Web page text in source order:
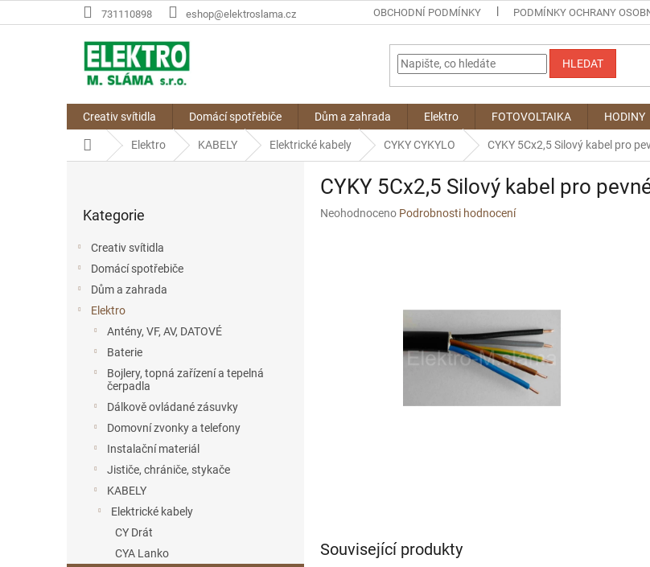
na
731110898 eshop@elektroslama.cz OBCHODNÍ PODMÍNKY PODMÍNKY OCHRANY
HLEDAT
Creativ svítidla Domácí spotřebiče Dům a zahrada Elektro FOTOVOLTAIKA HODINY
Domů Elektro KABELY Elektrické kabely CYKY CYKYLO CYKY 5Cx2,5 Silový kabel pro
kategorie
Kategorie
Creativ svítidla
Domácí spotřebiče
Dům a zahrada
Elektro
Antény, VF, AV, DATOVÉ
Baterie
Bojlery, topná zařízení a tepelná
čerpadla
Dálkově ovládané zásuvky
Domovní zvonky a telefony
Instalační materiál
Jističe, chrániče, stykače
KABELY
Elektrické kabely
CY Drát
CYA Lanko
CYKY 5Cx2,5 Silový kabel pro
Průměrné
Neohodnoceno Podrobnosti hodnocení
Související produkty